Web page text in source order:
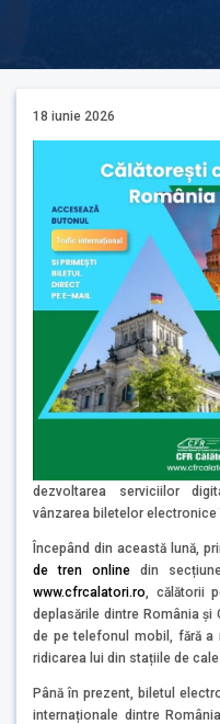
18 iunie 2026
dezvoltarea serviciilor
vânzarea biletelor
Începând din această lună,
de tren online din
www.cfrcalatori.ro, călătorii
deplasările dintre România
de pe telefonul mobil, fără a
ridicarea lui din stațiile de
Până în prezent, biletul
internaționale dintre